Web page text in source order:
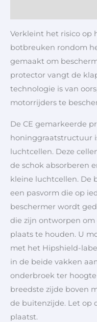
Verkleint het risico op
botbreuken rondom
gemaakt om
protector vangt de
technologie is van
motorrijders te
De CE gemarkeerde
honinggraatstructuur
luchtcellen. Deze
de schok absorberen
kleine luchtcellen. De
een pasvorm die op
beschermer wordt
die zijn ontworpen
plaats te houden. U
met het Hipshield-
in de beide vakken
onderbroek ter
breedste zijde boven
de buitenzijde. Let op
plaatst.